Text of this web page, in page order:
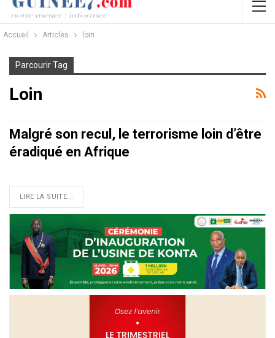
Accueil Articles loin
Parcourir Tag
Loin
Malgré son recul, le terrorisme loin d’être
éradiqué en Afrique
LIRE LA SUITE...